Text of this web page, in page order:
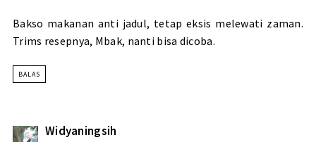
Bakso makanan anti jadul, tetap eksis melewati zaman.
Trims resepnya, Mbak, nanti bisa dicoba.
BALAS
Widyaningsih